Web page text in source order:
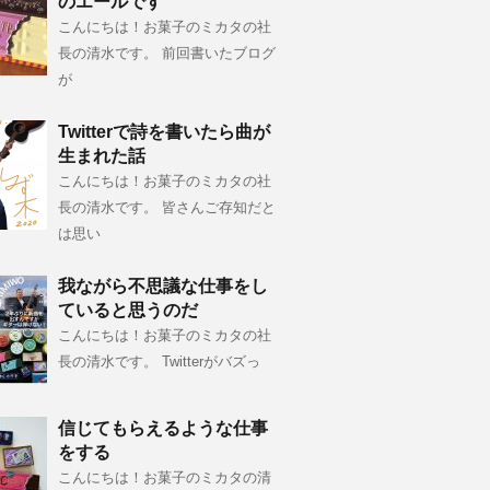
こんにちは！お菓子のミカタの社
長の清水です。 前回書いたブログ
が
Twitterで詩を書いたら曲が
生まれた話
こんにちは！お菓子のミカタの社
長の清水です。 皆さんご存知だと
は思い
我ながら不思議な仕事をし
ていると思うのだ
こんにちは！お菓子のミカタの社
長の清水です。 Twitterがバズっ
信じてもらえるような仕事
をする
こんにちは！お菓子のミカタの清